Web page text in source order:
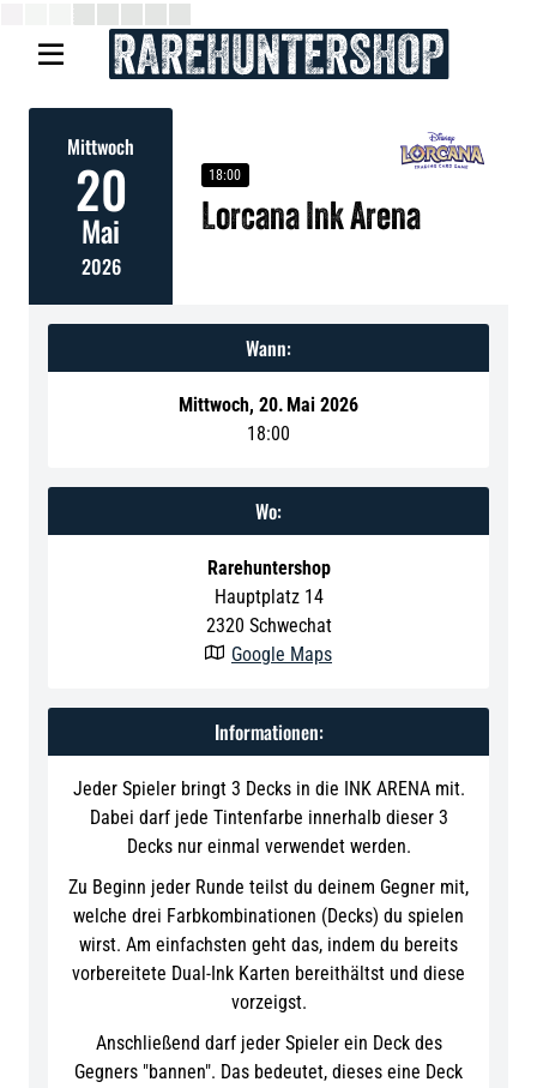

Mittwoch
20
Mai
2026
18:00
Lorcana Ink Arena
Wann:
Mittwoch, 20. Mai 2026
18:00
Wo:
Rarehuntershop
Hauptplatz 14
2320 Schwechat
 Google Maps
Informationen:
Jeder Spieler bringt 3 Decks in die INK ARENA mit.
Dabei darf jede Tintenfarbe innerhalb dieser 3
Decks nur einmal verwendet werden.
Zu Beginn jeder Runde teilst du deinem Gegner mit,
welche drei Farbkombinationen (Decks) du spielen
wirst. Am einfachsten geht das, indem du bereits
vorbereitete Dual-Ink Karten bereithältst und diese
vorzeigst.
Anschließend darf jeder Spieler ein Deck des
Gegners "bannen". Das bedeutet, dieses eine Deck